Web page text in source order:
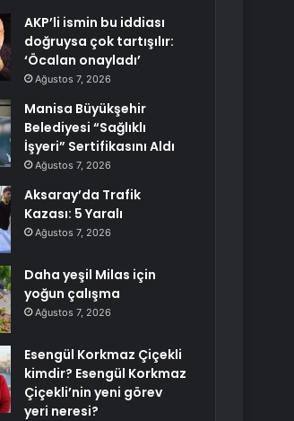
AKP’li ismin bu iddiası
doğruysa çok tartışılır:
‘Öcalan onayladı’
Ağustos 7, 2026
Manisa Büyükşehir
Belediyesi “Sağlıklı
İşyeri” Sertifikasını Aldı
Ağustos 7, 2026
Aksaray’da Trafik
Kazası: 5 Yaralı
Ağustos 7, 2026
Daha yeşil Milas için
yoğun çalışma
Ağustos 7, 2026
Esengül Korkmaz Çiçekli
kimdir? Esengül Korkmaz
Çiçekli’nin yeni görev
yeri neresi?